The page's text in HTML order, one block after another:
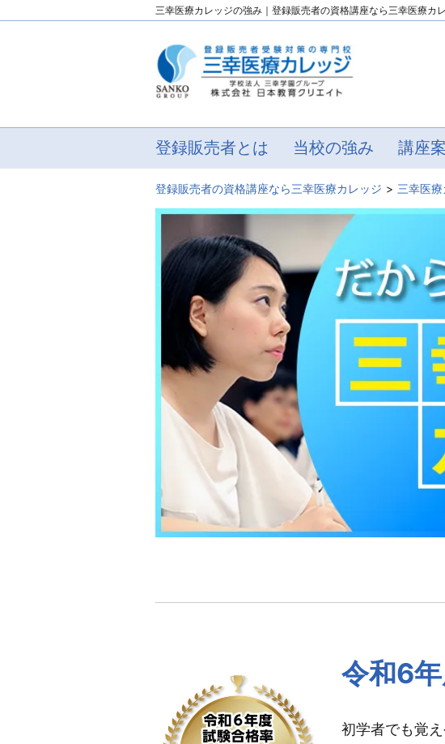
三幸医療カレッジの強み｜登録販売者の資格講座なら三幸医療カ
登録販売者とは 当校の強み 講座
登録販売者の資格講座なら三幸医療カレッジ 三幸医
令和6
初学者でも覚